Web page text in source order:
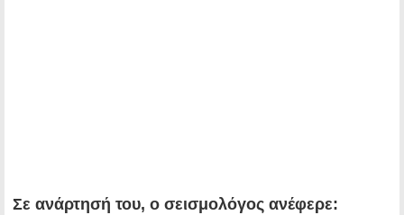
Σε ανάρτησή του, ο σεισμολόγος ανέφερε: